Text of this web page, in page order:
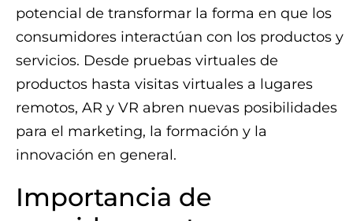
potencial de transformar la forma en que los
consumidores interactúan con los productos y
servicios. Desde pruebas virtuales de
productos hasta visitas virtuales a lugares
remotos, AR y VR abren nuevas posibilidades
para el marketing, la formación y la
innovación en general.
Importancia de